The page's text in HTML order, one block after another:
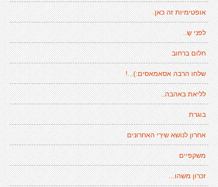
אופטימיות זה כאן.
לפני שֶ..
חלום ברחוב
שלחו הרבה אסאמאסים:)...!
לליאת באהבה..
בוגרת
אחרון לנושא שירַי האחרונים
משקפיים
זכרון משהו...